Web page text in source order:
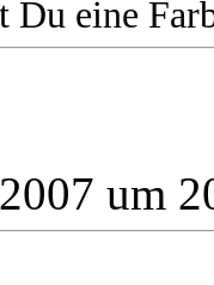
eine
um